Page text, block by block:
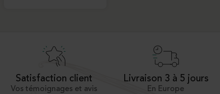
Satisfaction client
Vos témoignages et avis
Livraison 3 à 5 jours
En Europe